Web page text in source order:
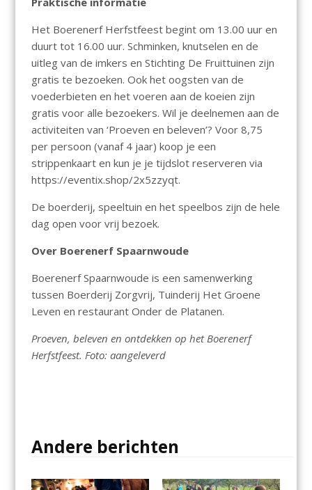
Het Boerenerf Herfstfeest begint om 13.00 uur en
duurt tot 16.00 uur. Schminken, knutselen en de
uitleg van de imkers en Stichting De Fruittuinen zijn
gratis te bezoeken. Ook het oogsten van de
voederbieten en het voeren aan de koeien zijn
gratis voor alle bezoekers. Wil je deelnemen aan de
activiteiten van ‘Proeven en beleven’? Voor 8,75
per persoon (vanaf 4 jaar) koop je een
strippenkaart en kun je je tijdslot reserveren via
https://eventix.shop/2x5zzyqt.
De boerderij, speeltuin en het speelbos zijn de hele
dag open voor vrij bezoek.
Over Boerenerf Spaarnwoude
Boerenerf Spaarnwoude is een samenwerking
tussen Boerderij Zorgvrij, Tuinderij Het Groene
Leven en restaurant Onder de Platanen.
Proeven, beleven en ontdekken op het Boerenerf
Herfstfeest. Foto: aangeleverd
Andere berichten